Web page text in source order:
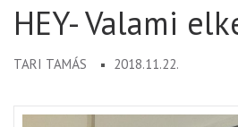
Gimnázium és
HEY- Valami
TARI TAMÁS 2018.11.22.